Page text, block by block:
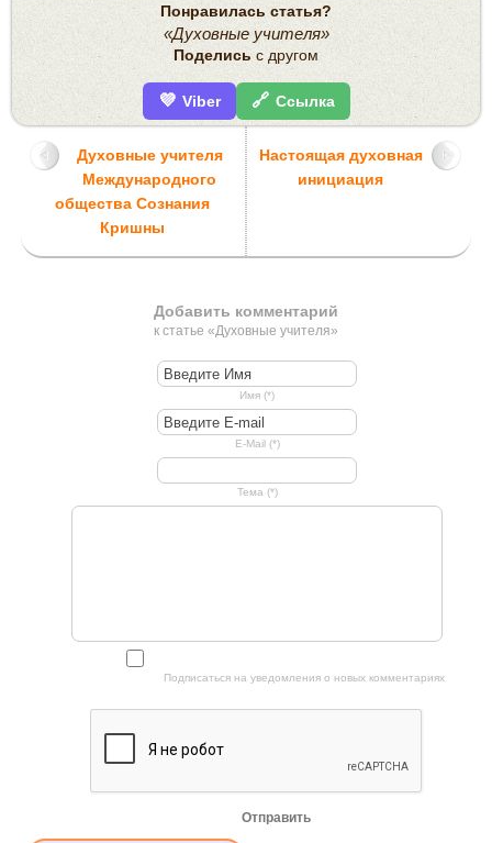
Понравилась статья?
«Духовные учителя»
Поделись с другом
💜 Viber 🔗 Ссылка
Духовные учителя
Международного
общества Сознания
Кришны
Настоящая духовная
инициация
Добавить комментарий
к статье «Духовные учителя»
Имя (*)
E-Mail (*)
Тема (*)
Подписаться на уведомления о новых комментариях
Отправить